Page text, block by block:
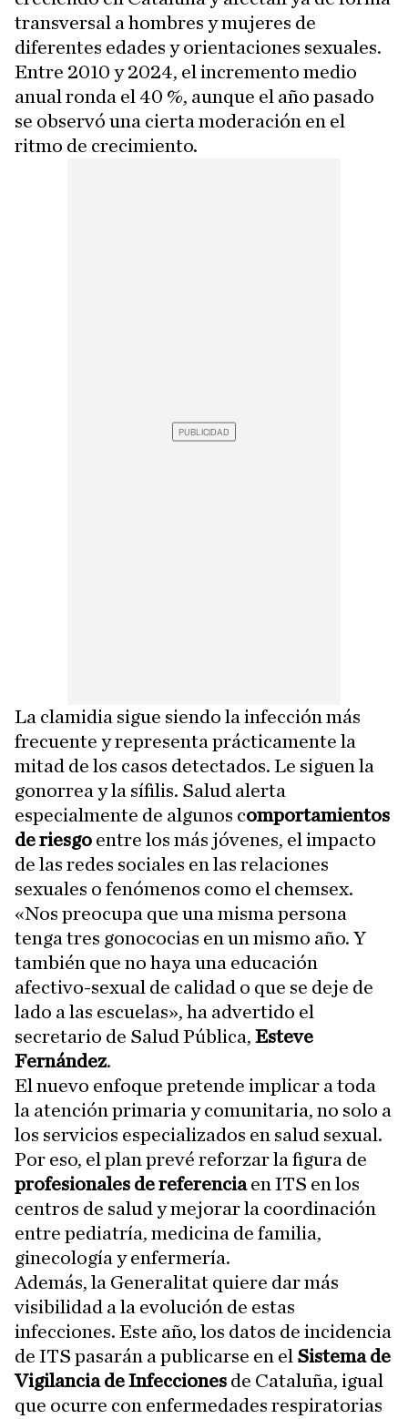
transversal a hombres y mujeres de
diferentes edades y orientaciones sexuales.
Entre 2010 y 2024, el incremento medio
anual ronda el 40 %, aunque el año pasado
se observó una cierta moderación en el
ritmo de crecimiento.
La clamidia sigue siendo la infección más
frecuente y representa prácticamente la
mitad de los casos detectados. Le siguen la
gonorrea y la sífilis. Salud alerta
especialmente de algunos comportamientos
de riesgo entre los más jóvenes, el impacto
de las redes sociales en las relaciones
sexuales o fenómenos como el chemsex.
«Nos preocupa que una misma persona
tenga tres gonococias en un mismo año. Y
también que no haya una educación
afectivo-sexual de calidad o que se deje de
lado a las escuelas», ha advertido el
secretario de Salud Pública, Esteve
Fernández.
El nuevo enfoque pretende implicar a toda
la atención primaria y comunitaria, no solo a
los servicios especializados en salud sexual.
Por eso, el plan prevé reforzar la figura de
profesionales de referenciaen ITS en los
centros de salud y mejorar la coordinación
entre pediatría, medicina de familia,
ginecología y enfermería.
Además, la Generalitat quiere dar más
visibilidad a la evolución de estas
infecciones. Este año, los datos de incidencia
de ITS pasarán a publicarse en el Sistema de
Vigilancia de Infecciones de Cataluña, igual
que ocurre con enfermedades respiratorias